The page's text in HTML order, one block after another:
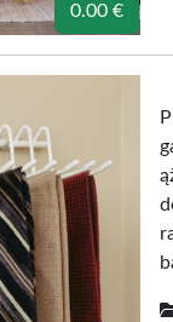
0.00 €